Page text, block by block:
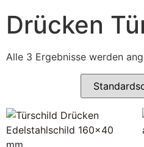
Drücken
Alle 3 Ergebnisse werden